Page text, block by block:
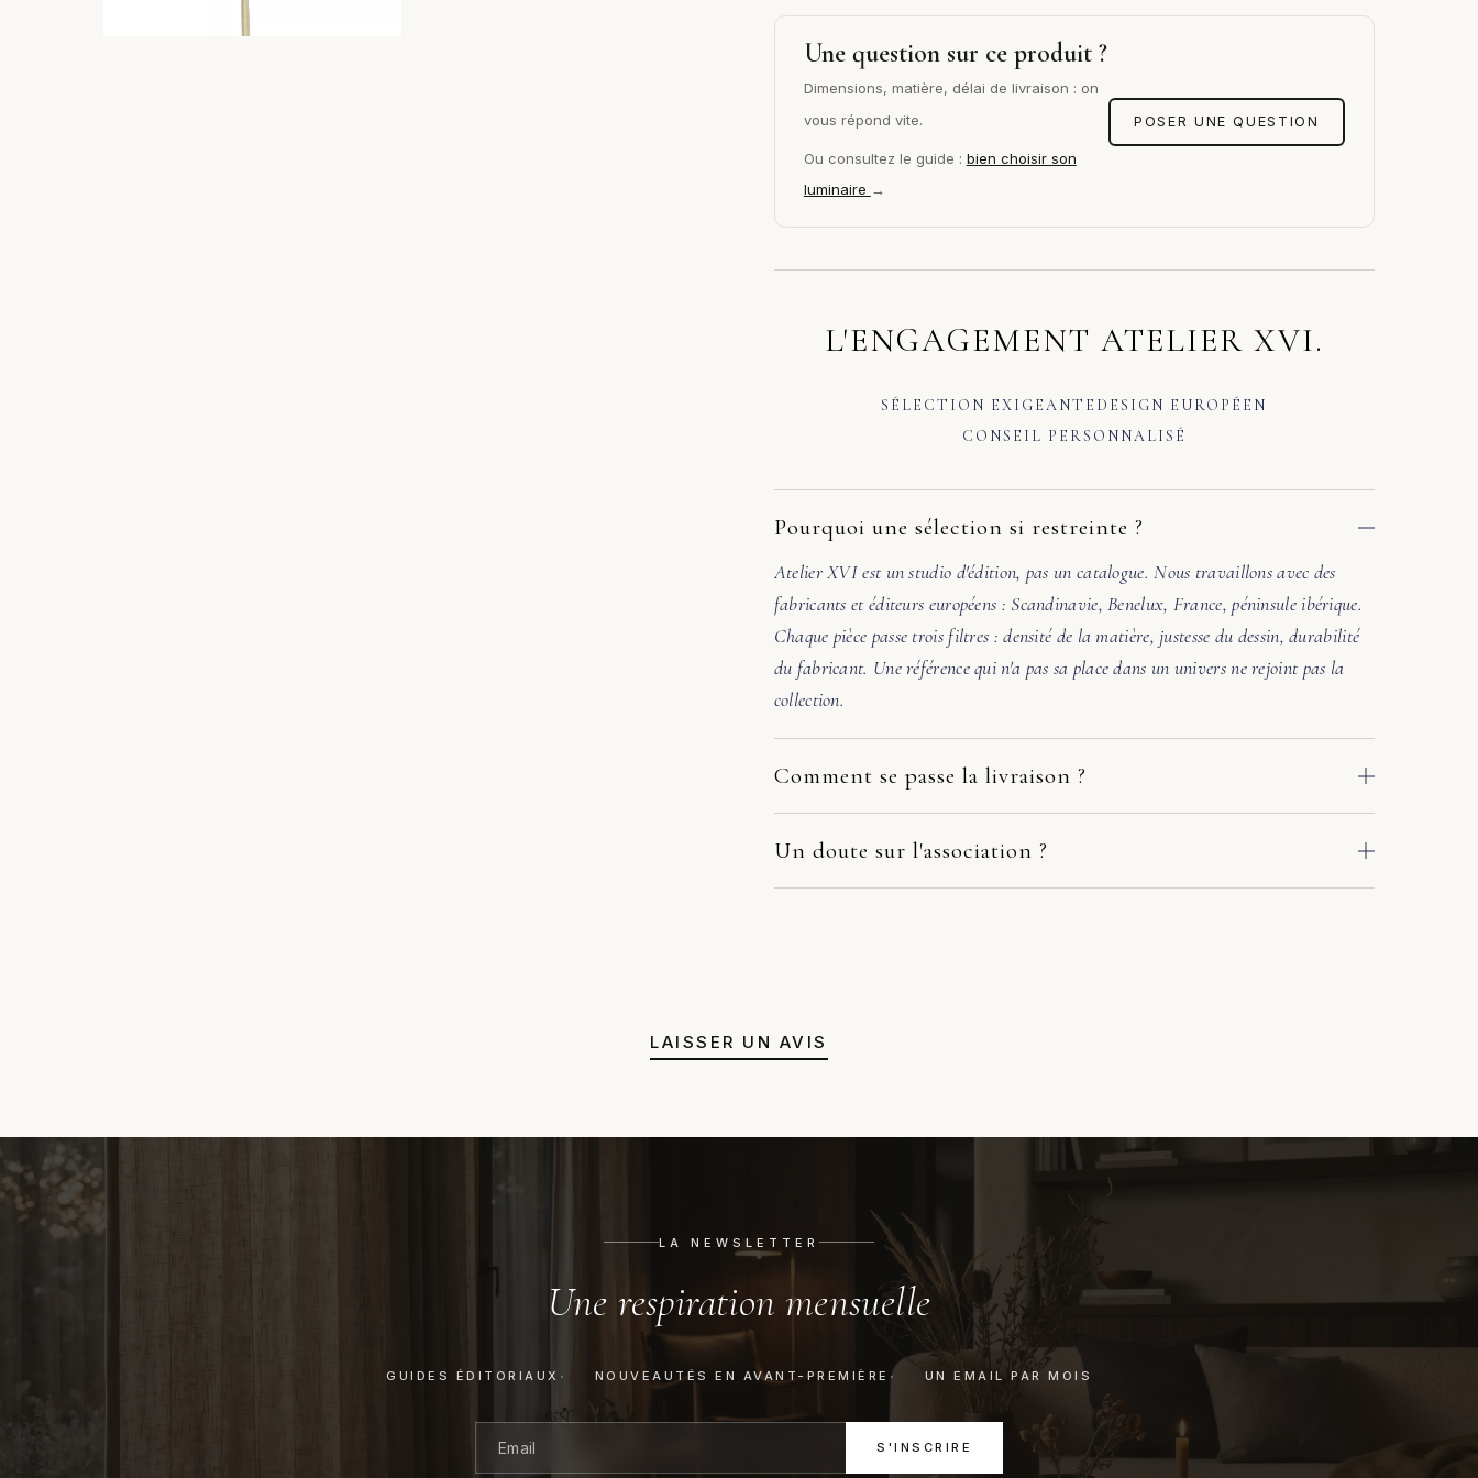
Une question sur ce produit ?
Dimensions, matière, délai de livraison : on
vous répond vite.
Ou consultez le guide : bien choisir son
luminaire →
POSER UNE QUESTION
L'ENGAGEMENT ATELIER XVI.
SÉLECTION EXIGEANTE DESIGN EUROPÉEN
CONSEIL PERSONNALISÉ
Pourquoi une sélection si restreinte ?
Atelier XVI est un studio d'édition, pas un catalogue. Nous travaillons avec des
fabricants et éditeurs européens : Scandinavie, Benelux, France, péninsule ibérique.
Chaque pièce passe trois filtres : densité de la matière, justesse du dessin, durabilité
du fabricant. Une référence qui n'a pas sa place dans un univers ne rejoint pas la
collection.
Comment se passe la livraison ?
dépend du fabricant et de votre adresse : comptez en général 2 à 10 jours ouvrés. Si
Un doute sur l'association ?
LAISSER UN AVIS
LA NEWSLETTER
Une respiration mensuelle
GUIDES ÉDITORIAUX NOUVEAUTÉS EN AVANT-PREMIÈRE UN EMAIL PAR MOIS
S'INSCRIRE